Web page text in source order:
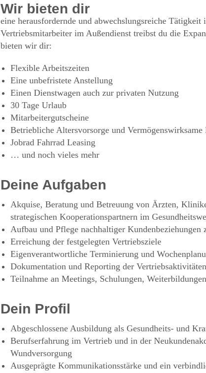
Wir bieten dir
eine herausfordernde und abwechslungsreiche
Vertriebsmitarbeiter im Außendienst treibst du die
bieten wir dir:
Flexible Arbeitszeiten
Eine unbefristete Anstellung
Einen Dienstwagen auch zur privaten Nutzung
30 Tage Urlaub
Mitarbeitergutscheine
Betriebliche Altersvorsorge und Vermögenswirksame
Jobrad Fahrrad Leasing
… und noch vieles mehr
Deine Aufgaben
Akquise, Beratung und Betreuung von Ärzten,
strategischen Kooperationspartnern im
Aufbau und Pflege nachhaltiger Kundenbeziehungen
Erreichung der festgelegten Vertriebsziele
Eigenverantwortliche Terminierung und
Dokumentation und Reporting der
Teilnahme an Meetings, Schulungen,
Dein Profil
Abgeschlossene Ausbildung als Gesundheits- und
Berufserfahrung im Vertrieb und in der
Wundversorgung
Ausgeprägte Kommunikationsstärke und ein